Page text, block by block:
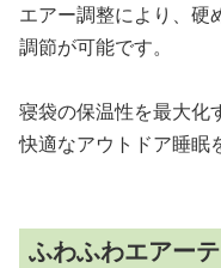
エアー調整により、硬
調節が可能です。
寝袋の保温性を最大化
快適なアウトドア睡眠
ふわふわエアー